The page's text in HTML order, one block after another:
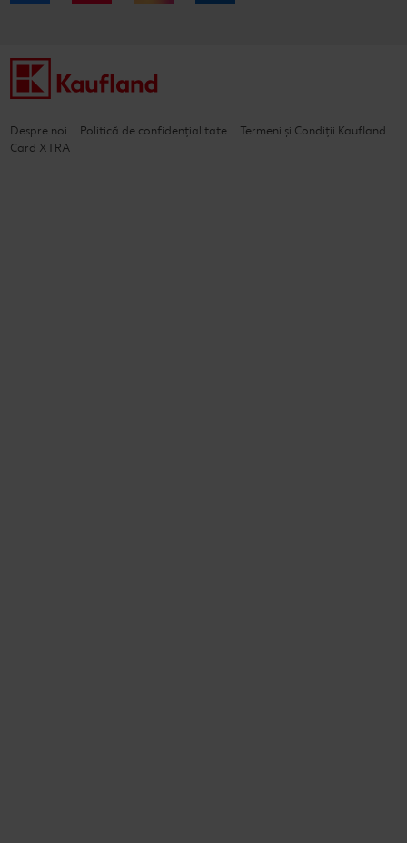
Despre noi Politică de confidențialitate
Termeni și Condiții Kaufland
Card XTRA